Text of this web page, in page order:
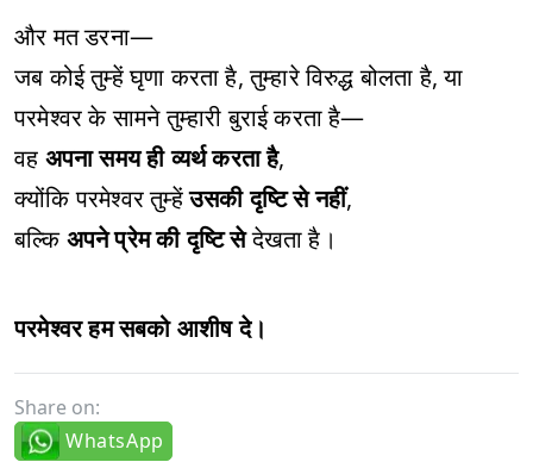
और मत डरना—
जब कोई तुम्हें घृणा करता है, तुम्हारे विरुद्ध बोलता है, या
परमेश्वर के सामने तुम्हारी बुराई करता है—
वह अपना समय ही व्यर्थ करता है,
क्योंकि परमेश्वर तुम्हेंउसकी दृष्टि से नहीं,
बल्किअपने प्रेम की दृष्टि सेदेखता है।
परमेश्वर हम सबको आशीष दे।
Share on:
WhatsApp